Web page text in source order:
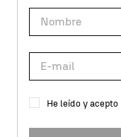
He leído y acepto